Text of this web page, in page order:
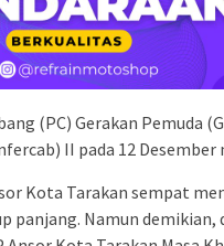
(PC) Gerakan Pemuda
II pada 12
Kota Tarakan sempat
panjang. Namun demikian,